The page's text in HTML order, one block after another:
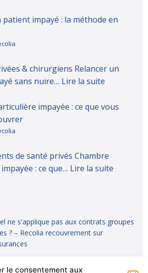
le consentement aux
patient impayé : la méthode en
& chirurgiens Relancer un
sans nuire… Lire la suite
impayée : ce que vous
de santé privés Chambre
: ce que… Lire la suite
ne s'applique pas aux contrats groupes
? – Recolia recouvrement sur